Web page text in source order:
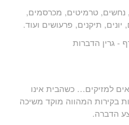
, נחשים, טרמיטים, מכרסמים,
תיקנים, פרעושים ועוד.
למזיקים… כשהבית אינו
בקירות המהווה מוקד משיכה
הדברה.